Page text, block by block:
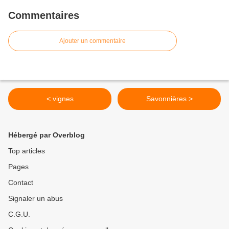
Commentaires
Ajouter un commentaire
< vignes Savonnières >
Hébergé par Overblog
Top articles
Pages
Contact
Signaler un abus
C.G.U.